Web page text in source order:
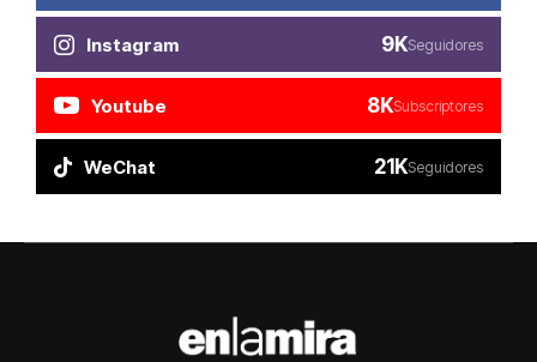
Instagram 9KSeguidores
Youtube 8KSubscriptores
WeChat 21KSeguidores